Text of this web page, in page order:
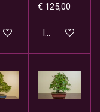
€ 125,00
In